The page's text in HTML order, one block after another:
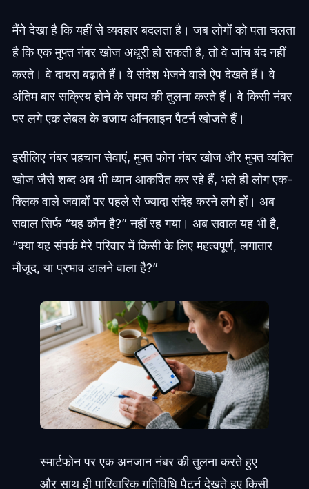
मैंने देखा है कि यहीं से व्यवहार बदलता है। जब लोगों को पता चलता
है कि एक मुफ्त नंबर खोज अधूरी हो सकती है, तो वे जांच बंद नहीं
करते। वे दायरा बढ़ाते हैं। वे संदेश भेजने वाले ऐप देखते हैं। वे
अंतिम बार सक्रिय होने के समय की तुलना करते हैं। वे किसी नंबर
पर लगे एक लेबल के बजाय ऑनलाइन पैटर्न खोजते हैं।
इसीलिए नंबर पहचान सेवाएं, मुफ्त फोन नंबर खोज और मुफ्त व्यक्ति
खोज जैसे शब्द अब भी ध्यान आकर्षित कर रहे हैं, भले ही लोग एक-
क्लिक वाले जवाबों पर पहले से ज्यादा संदेह करने लगे हों। अब
सवाल सिर्फ “यह कौन है?” नहीं रह गया। अब सवाल यह भी है,
“क्या यह संपर्क मेरे परिवार में किसी के लिए महत्वपूर्ण, लगातार
मौजूद, या प्रभाव डालने वाला है?”
स्मार्टफोन पर एक अनजान नंबर की तुलना करते हुए
और साथ ही पारिवारिक गतिविधि पैटर्न देखते हुए किसी